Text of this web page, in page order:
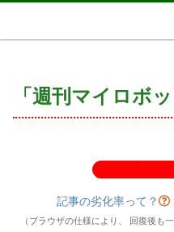
「週刊マイロボ
記事の劣化率って？
（ブラウザの仕様により、 回復後も